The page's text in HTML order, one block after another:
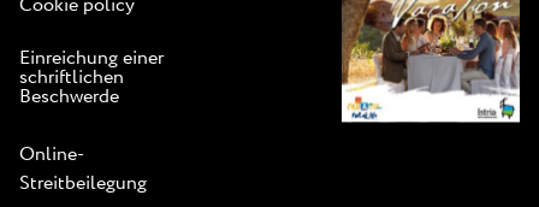
Cookie policy
Einreichung einer
schriftlichen
Beschwerde
Online-
Streitbeilegung